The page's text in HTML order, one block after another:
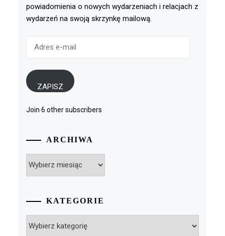
powiadomienia o nowych wydarzeniach i relacjach z
wydarzeń na swoją skrzynkę mailową.
ZAPISZ
Join 6 other subscribers
ARCHIWA
KATEGORIE